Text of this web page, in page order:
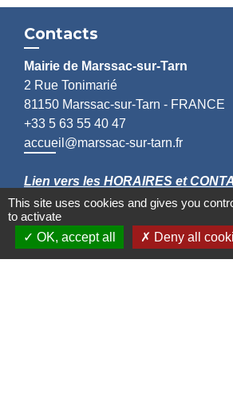
Contacts
Mairie de Marssac-sur-Tarn
2 Rue Tonimarié
81150 Marssac-sur-Tarn - FRANCE
+33 5 63 55 40 47
accueil@marssac-sur-tarn.fr
Lien vers les HORAIRES et
de chaque service
This site uses cookies and gives you
to activate
OK, accept all
Deny all